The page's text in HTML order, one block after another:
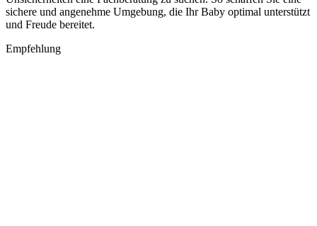
sichere und angenehme Umgebung, die Ihr Baby optimal unterstützt
und Freude bereitet.
Empfehlung